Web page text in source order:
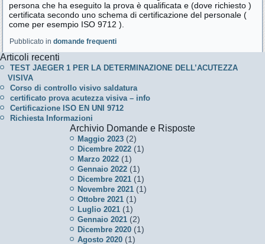
persona che ha eseguito la prova è qualificata e (dove richiesto )
certificata secondo uno schema di certificazione del personale (
come per esempio ISO 9712 ).
Pubblicato in domande frequenti
Articoli recenti
TEST JAEGER 1 PER LA DETERMINAZIONE DELL’ACUTEZZA
VISIVA
Corso di controllo visivo saldatura
certificato prova acutezza visiva – info
Certificazione ISO EN UNI 9712
Richiesta Informazioni
Archivio Domande e Risposte
Maggio 2023 (2)
Dicembre 2022 (1)
Marzo 2022 (1)
Gennaio 2022 (1)
Dicembre 2021 (1)
Novembre 2021 (1)
Ottobre 2021 (1)
Luglio 2021 (1)
Gennaio 2021 (2)
Dicembre 2020 (1)
Agosto 2020 (1)